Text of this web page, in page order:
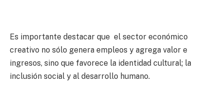
Es importante destacar que el sector económico
creativo no sólo genera empleos y agrega valor e
ingresos, sino que favorece la identidad cultural; la
inclusión social y al desarrollo humano.